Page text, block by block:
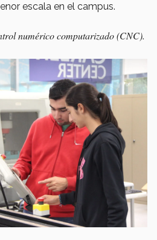
escala en el campus.
numérico computarizado (CNC).